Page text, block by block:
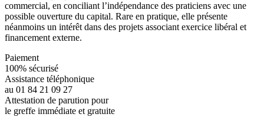
commercial, en conciliant l’indépendance des praticiens avec une
possible ouverture du capital. Rare en pratique, elle présente
néanmoins un intérêt dans des projets associant exercice libéral et
financement externe.
Paiement
100% sécurisé
Assistance téléphonique
au 01 84 21 09 27
Attestation de parution pour
le greffe immédiate et gratuite